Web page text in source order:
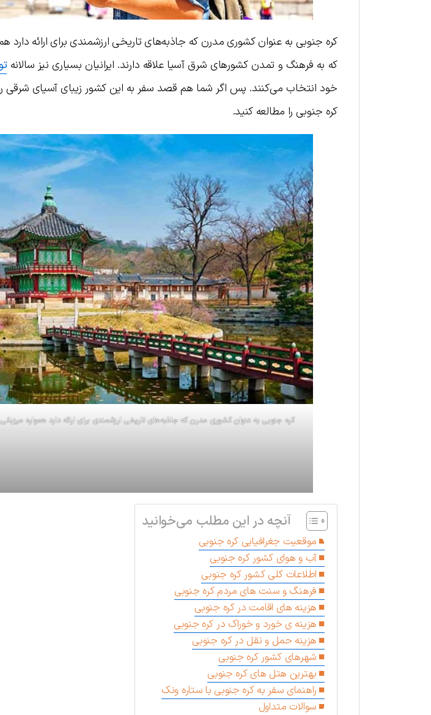
کره جنوبی به عنوان کشوری مدرن که جاذبه‌های تاریخی ارزشمندی برای ارائه دارد
که به فرهنگ و تمدن کشورهای شرق آسیا علاقه دارند. ایرانیان بسیاری نیز سالانه
خود انتخاب می‌کنند. پس اگر شما هم قصد سفر به این کشور زیبای آسیای شرقی
کره جنوبی را مطالعه کنید.
کره جنوبی به عنوان کشوری مدرن که جاذبه‌های تاریخی ارزشمندی برای ارائه دارد همواره
آنچه در این مطلب می‌خوانید
موقعیت جغرافیایی کره جنوبی
آب و هوای کشور کره جنوبی
اطلاعات کلی کشور کره جنوبی
فرهنگ و سنت های مردم کره جنوبی
هزینه های اقامت در کره جنوبی
هزینه ی خورد و خوراک در کره جنوبی
هزینه حمل و نقل در کره جنوبی
شهرهای کشور کره جنوبی
بهترین هتل های کره جنوبی
راهنمای سفر به کره جنوبی با ستاره ونک
سوالات متداول